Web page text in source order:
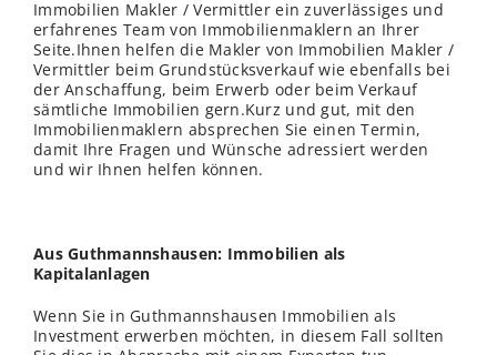
Immobilien Makler / Vermittler ein zuverlässiges und
erfahrenes Team von Immobilienmaklern an Ihrer
Seite.Ihnen helfen die Makler von Immobilien Makler /
Vermittler beim Grundstücksverkauf wie ebenfalls bei
der Anschaffung, beim Erwerb oder beim Verkauf
sämtliche Immobilien gern.Kurz und gut, mit den
Immobilienmaklern absprechen Sie einen Termin,
damit Ihre Fragen und Wünsche adressiert werden
und wir Ihnen helfen können.
Aus Guthmannshausen: Immobilien als
Kapitalanlagen
Wenn Sie in Guthmannshausen Immobilien als
Investment erwerben möchten, in diesem Fall sollten